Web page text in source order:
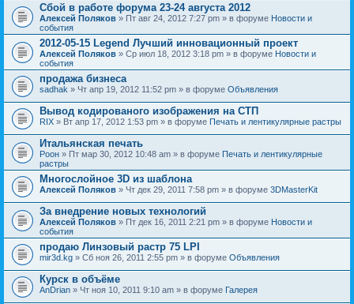
Сбой в работе форума 23-24 августа 2012
Алексей Поляков » Пт авг 24, 2012 7:27 pm » в форуме Новости и
события
2012-05-15 Legend Лучший инновационный проект
Алексей Поляков » Ср июл 18, 2012 3:18 pm » в форуме Новости и
события
продажа бизнеса
sadhak » Чт апр 19, 2012 11:52 pm » в форуме Объявления
Вывод кодированого изображения на СТП
RIX » Вт апр 17, 2012 1:53 pm » в форуме Печать и лентикулярные растры
Итальянская печать
Pоон » Пт мар 30, 2012 10:48 am » в форуме Печать и лентикулярные
растры
Многослойное 3D из шаблона
Алексей Поляков » Чт дек 29, 2011 7:58 pm » в форуме 3DMasterKit
За внедрение новых технологий
Алексей Поляков » Пт дек 16, 2011 2:21 pm » в форуме Новости и
события
продаю Линзовый растр 75 LPI
mir3d.kg » Сб ноя 26, 2011 2:55 pm » в форуме Объявления
Курск в объёме
AnDrian » Чт ноя 10, 2011 9:10 am » в форуме Галерея